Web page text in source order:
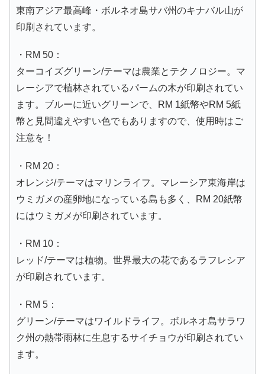
東南アジア最高峰・ボルネオ島サバ州のキナバル山が
印刷されています。
・RM 50：
ターコイズグリーン/テーマは農業とテクノロジー。マ
レーシアで植林されているパームの木が印刷されてい
ます。ブルーに近いグリーンで、RM 1紙幣やRM 5紙
幣と見間違えやすい色でもありますので、使用時はご
注意を！
・RM 20：
オレンジ/テーマはマリンライフ。マレーシア東海岸は
ウミガメの産卵地になっている島も多く、RM 20紙幣
にはウミガメが印刷されています。
・RM 10：
レッド/テーマは植物。世界最大の花であるラフレシア
が印刷されています。
・RM 5：
グリーン/テーマはワイルドライフ。ボルネオ島サラワ
ク州の熱帯雨林に生息するサイチョウが印刷されてい
ます。